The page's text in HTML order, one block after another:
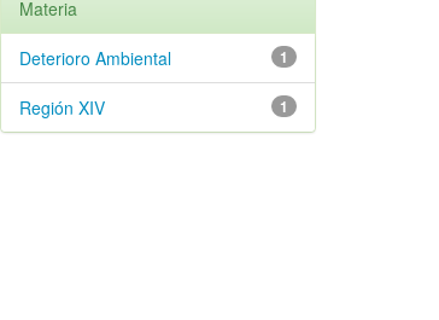
Materia
1
Deterioro Ambiental
1
Región XIV